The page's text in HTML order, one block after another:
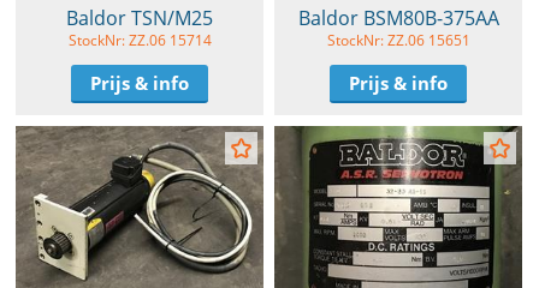
Baldor TSN/M25
StockNr: ZZ.06 15714
Prijs & info
Baldor BSM80B-375AA
StockNr: ZZ.06 15651
Prijs & info